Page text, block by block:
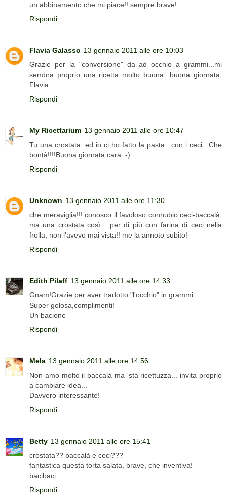
un abbinamento che mi piace!! sempre brave!
Rispondi
Flavia Galasso 13 gennaio 2011 alle ore 10:03
Grazie per la "conversione" da ad occhio a grammi...mi
sembra proprio una ricetta molto buona...buona giornata,
Flavia
Rispondi
My Ricettarium 13 gennaio 2011 alle ore 10:47
Tu una crostata. ed io ci ho fatto la pasta.. con i ceci.. Che
bontà!!!!Buona giornata cara :-)
Rispondi
Unknown 13 gennaio 2011 alle ore 11:30
che meraviglia!!! conosco il favoloso connubio ceci-baccalà,
ma una crostata così... per di più con farina di ceci nella
frolla, non l'avevo mai vista!! me la annoto subito!
Rispondi
Edith Pilaff 13 gennaio 2011 alle ore 14:33
Gnam!Grazie per aver tradotto "l'occhio" in grammi.
Super golosa,complimenti!
Un bacione
Rispondi
Mela 13 gennaio 2011 alle ore 14:56
Non amo molto il baccalà ma 'sta ricettuzza... invita proprio
a cambiare idea...
Davvero interessante!
Rispondi
Betty 13 gennaio 2011 alle ore 15:41
crostata?? baccalà e ceci???
fantastica questa torta salata, brave, che inventiva!
bacibaci.
Rispondi